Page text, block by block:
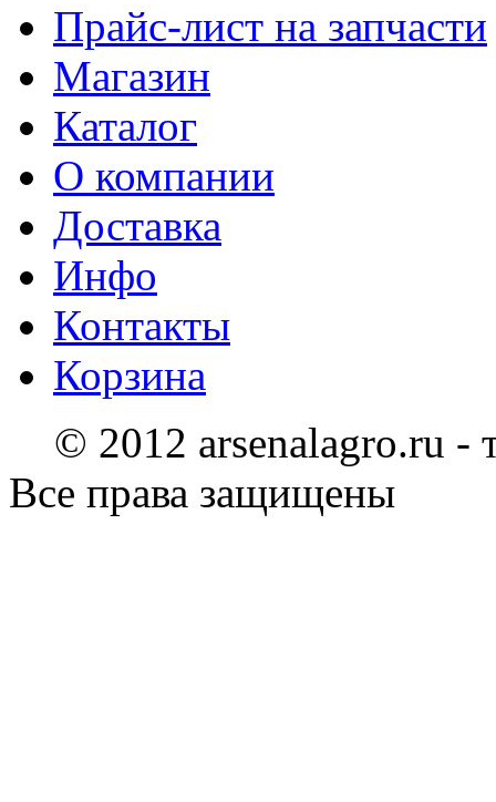
Прайс-лист на запчасти
Магазин
Каталог
О компании
Доставка
Инфо
Контакты
Корзина
© 2012 arsenalagro.ru -
Все права защищены